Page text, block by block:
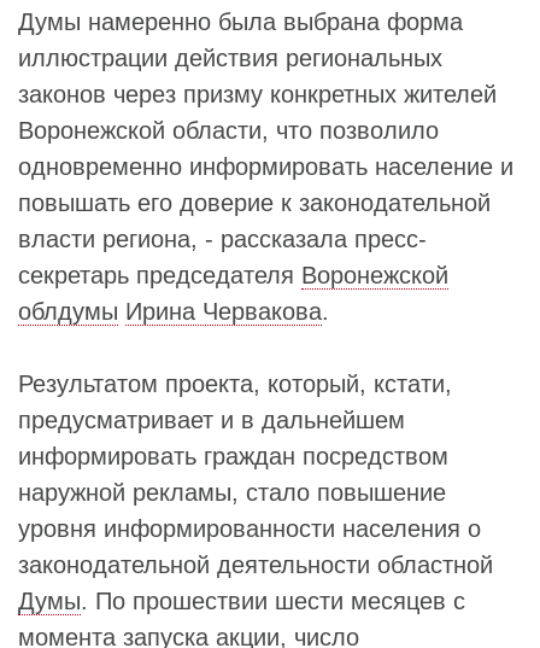
Думы намеренно была выбрана форма
иллюстрации действия региональных
законов через призму конкретных жителей
Воронежской области, что позволило
одновременно информировать население и
повышать его доверие к законодательной
власти региона, - рассказала пресс-
секретарь председателя Воронежской
облдумы Ирина Червакова.
Результатом проекта, который, кстати,
предусматривает и в дальнейшем
информировать граждан посредством
наружной рекламы, стало повышение
уровня информированности населения о
законодательной деятельности областной
Думы. По прошествии шести месяцев с
момента запуска акции, число